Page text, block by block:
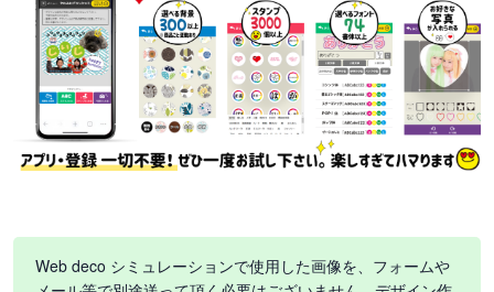
Web deco シミュレーションで使用した画像を、フォームや